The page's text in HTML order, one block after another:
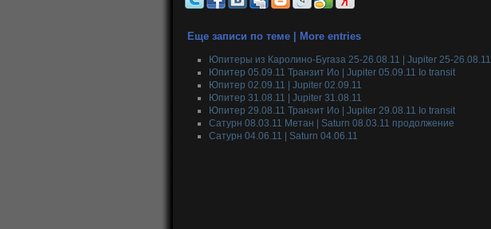
Еще записи по теме | More entries
Юпитеры из Каролино-Бугаза 25-26.08.11 | Jupiter 25-26.08.11
Юпитер 05.09.11 Транзит Ио | Jupiter 05.09.11 Io transit
Юпитер 02.09.11 | Jupiter 02.09.11
Юпитер 31.08.11 | Jupiter 31.08.11
Юпитер 29.08.11 Транзит Ио | Jupiter 29.08.11 Io transit
Сатурн 08.03.11 Метан | Saturn 08.03.11 продолжение
Сатурн 04.06.11 | Saturn 04.06.11